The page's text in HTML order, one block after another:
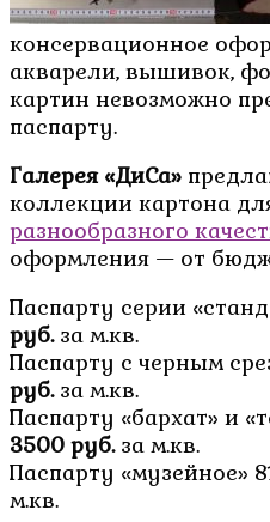
консервационное
акварели, вышивок,
картин невозможно
паспарту.
Галерея «ДиСа»
коллекции картона
разнообразного
оформления — от
Паспарту серии
руб.за м.кв.
Паспарту с черным
руб.за м.кв.
Паспарту «бархат» и
3500 руб.за м.кв.
Паспарту «музейное»
м.кв.